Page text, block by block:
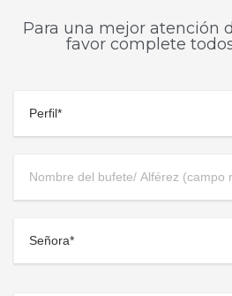
Para una mejor atención
favor complete